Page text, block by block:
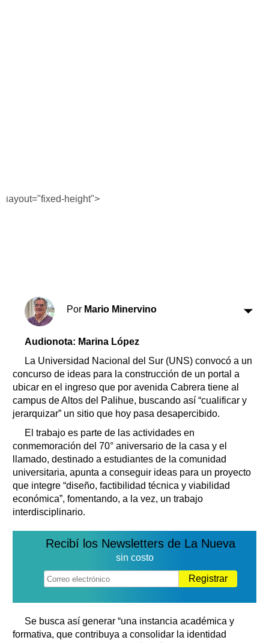
layout="fixed-height">
Por Mario Minervino
Audionota: Marina López
La Universidad Nacional del Sur (UNS) convocó a un
concurso de ideas para la construcción de un portal a
ubicar en el ingreso que por avenida Cabrera tiene al
campus de Altos del Palihue, buscando así “cualificar y
jerarquizar” un sitio que hoy pasa desapercibido.
El trabajo es parte de las actividades en
conmemoración del 70° aniversario de la casa y el
llamado, destinado a estudiantes de la comunidad
universitaria, apunta a conseguir ideas para un proyecto
que integre “diseño, factibilidad técnica y viabilidad
económica”, fomentando, a la vez, un trabajo
interdisciplinario.
Recibí los Newsletters de La Nueva
sin costo
Registrar
Se busca así generar “una instancia académica y
formativa, que contribuya a consolidar la identidad